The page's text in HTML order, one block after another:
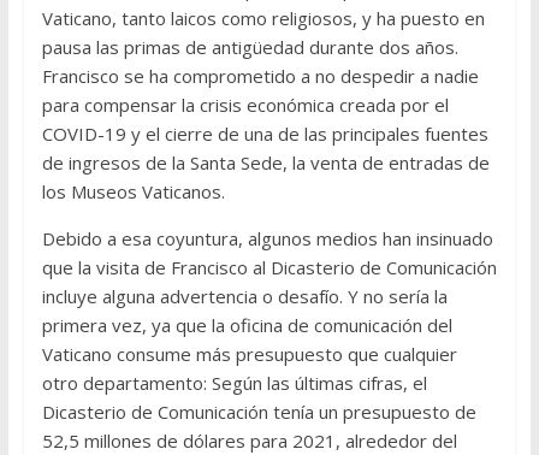
Vaticano, tanto laicos como religiosos, y ha puesto en
pausa las primas de antigüedad durante dos años.
Francisco se ha comprometido a no despedir a nadie
para compensar la crisis económica creada por el
COVID-19 y el cierre de una de las principales fuentes
de ingresos de la Santa Sede, la venta de entradas de
los Museos Vaticanos.
Debido a esa coyuntura, algunos medios han insinuado
que la visita de Francisco al Dicasterio de Comunicación
incluye alguna advertencia o desafío. Y no sería la
primera vez, ya que la oficina de comunicación del
Vaticano consume más presupuesto que cualquier
otro departamento: Según las últimas cifras, el
Dicasterio de Comunicación tenía un presupuesto de
52,5 millones de dólares para 2021, alrededor del